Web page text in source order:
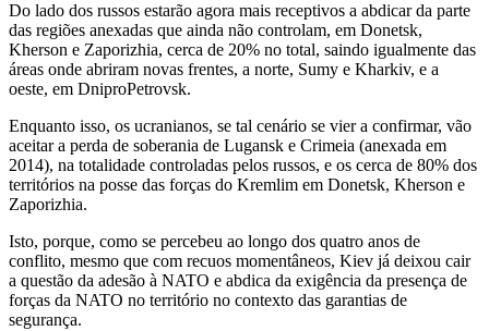
Do lado dos russos estarão agora mais receptivos a abdicar da parte
das regiões anexadas que ainda não controlam, em Donetsk,
Kherson e Zaporizhia, cerca de 20% no total, saindo igualmente das
áreas onde abriram novas frentes, a norte, Sumy e Kharkiv, e a
oeste, em DniproPetrovsk.
Enquanto isso, os ucranianos, se tal cenário se vier a confirmar, vão
aceitar a perda de soberania de Lugansk e Crimeia (anexada em
2014), na totalidade controladas pelos russos, e os cerca de 80% dos
territórios na posse das forças do Kremlim em Donetsk, Kherson e
Zaporizhia.
Isto, porque, como se percebeu ao longo dos quatro anos de
conflito, mesmo que com recuos momentâneos, Kiev já deixou cair
a questão da adesão à NATO e abdica da exigência da presença de
forças da NATO no território no contexto das garantias de
segurança.